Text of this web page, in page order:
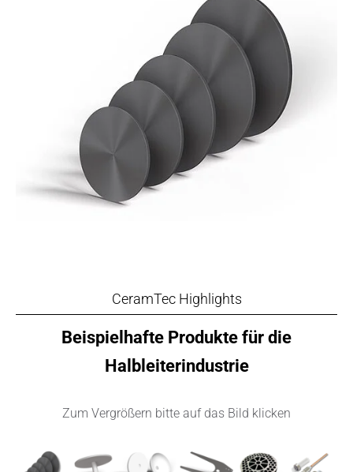
CeramTec Highlights
Beispielhafte Produkte für die
Halbleiterindustrie
Zum Vergrößern bitte auf das Bild klicken